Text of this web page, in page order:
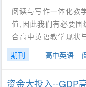
阅读与写作一体化教
值,因此我们有必要
合高中英语教学现状
期刊
高中英语
资金大投入--GDP